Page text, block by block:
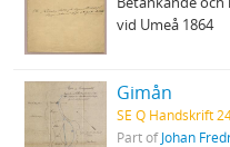
vid Umeå 1864
Gimån
SE Q Handskrift
Part ofJohan